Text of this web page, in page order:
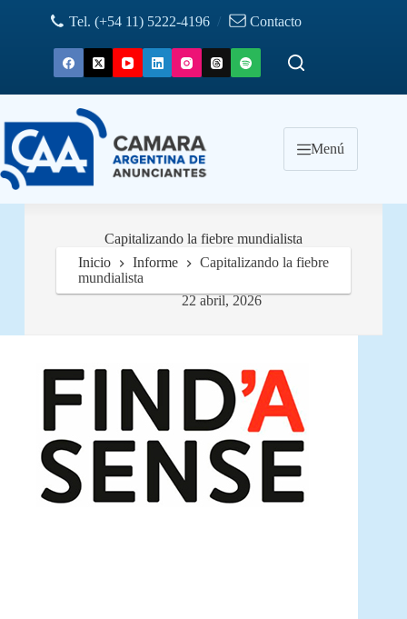
Tel. (+54 11) 5222-4196 / Contacto
Menú
Capitalizando la fiebre mundialista
22 abril, 2026
Inicio Informe
Capitalizando la fiebre
mundialista